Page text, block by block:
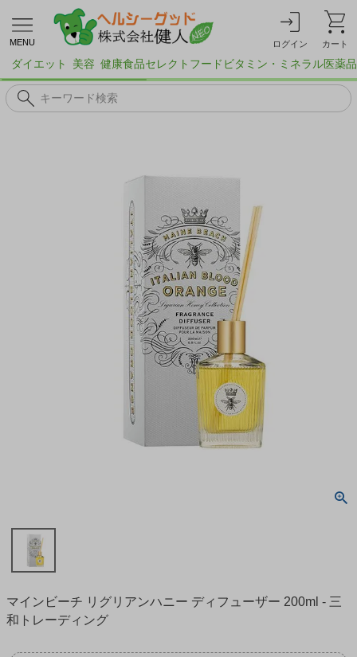
MENU ログイン カート
ダイエット 美容 健康食品セレクトフード ビタミン・ミネラル医薬品
マインビーチ リグリアンハニー ディフューザー 200ml - 三
和トレーディング